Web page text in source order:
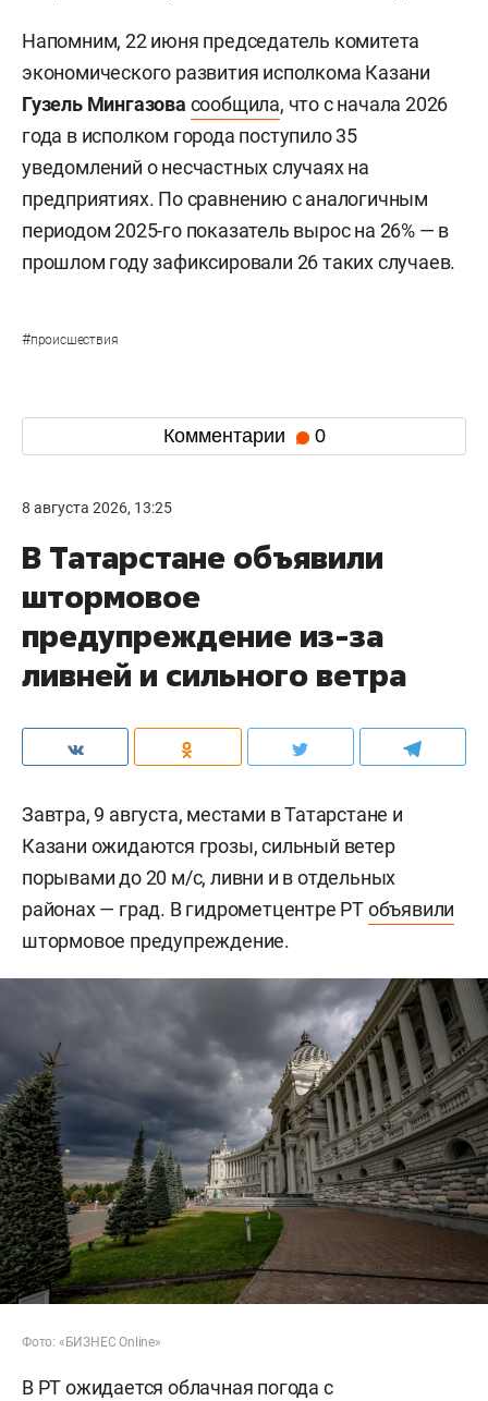
Напомним, 22 июня председатель комитета
экономического развития исполкома Казани
Гузель Мингазова сообщила, что с начала 2026
года в исполком города поступило 35
уведомлений о несчастных случаях на
предприятиях. По сравнению с аналогичным
периодом 2025-го показатель вырос на 26% — в
прошлом году зафиксировали 26 таких случаев.
#происшествия
Комментарии 0
8 августа 2026, 13:25
В Татарстане объявили
штормовое
предупреждение из-за
ливней и сильного ветра
Завтра, 9 августа, местами в Татарстане и
Казани ожидаются грозы, сильный ветер
порывами до 20 м/c, ливни и в отдельных
районах — град. В гидрометцентре РТобъявили
штормовое предупреждение.
Фото: «БИЗНЕС Online»
В РТ ожидается облачная погода с